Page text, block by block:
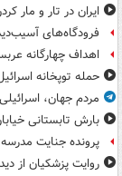
ایران در تار و مار
فرودگاه‌های
اهداف چهارگانه
حمله توپخانه
مردم جهان،
بارش تابستانی
پرونده جنایت
روایت پزشکیان از دیدار ۷ ساعته خود با رهبر